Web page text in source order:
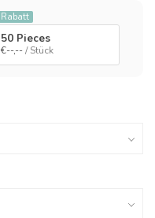
Rabatt
50 Pieces
€--,-- / Stück